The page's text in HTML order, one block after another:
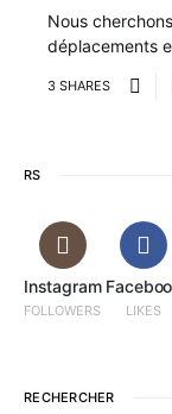
Nous
déplacements
3 SHARES
RS
Instagram
FOLLOWERS LIKES
RECHERCHER